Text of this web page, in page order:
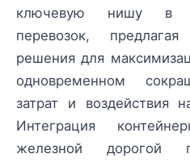
ключевую нишу в
перевозок,
решения для
одновременном
затрат и воздействия
Интеграция
железной дорогой